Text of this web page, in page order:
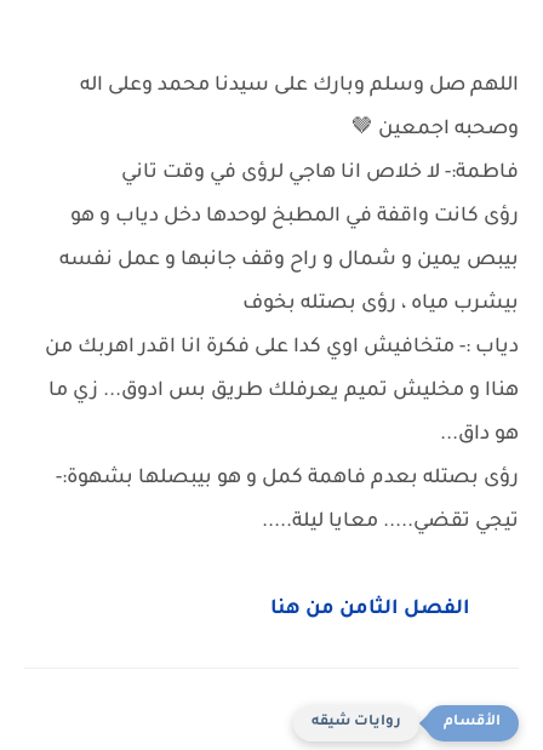
اللهم صل وسلم وبارك على سيدنا محمد وعلى اله
وصحبه اجمعين 🤎
فاطمة:- لا خلاص انا هاجي لرؤى في وقت تاني
رؤى كانت واقفة في المطبخ لوحدها دخل دياب و هو
بيبص يمين و شمال و راح وقف جانبها و عمل نفسه
بيشرب مياه ، رؤى بصتله بخوف
دياب :- متخافيش اوي كدا على فكرة انا اقدر اهربك من
هناا و مخليش تميم يعرفلك طريق بس ادوق... زي ما
هو داق...
رؤى بصتله بعدم فاهمة كمل و هو بيبصلها بشهوة:-
تيجي تقضي..... معايا ليلة.....
الفصل الثامن من هنا
روايات شيقه